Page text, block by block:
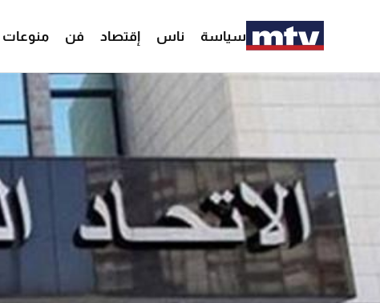
سياسة ناس إقتصاد فن منوعات